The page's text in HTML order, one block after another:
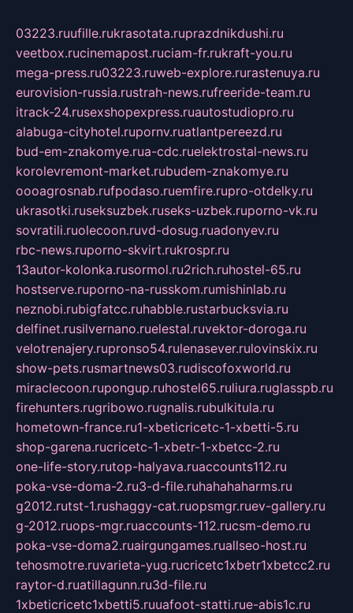
03223.ruufille.rukrasotata.ruprazdnikdushi.ru
veetbox.rucinemapost.ruciam-fr.rukraft-you.ru
mega-press.ru03223.ruweb-explore.rurastenuya.ru
eurovision-russia.rustrah-news.rufreeride-team.ru
itrack-24.rusexshopexpress.ruautostudiopro.ru
alabuga-cityhotel.rupornv.ruatlantpereezd.ru
bud-em-znakomye.rua-cdc.ruelektrostal-news.ru
korolevremont-market.rubudem-znakomye.ru
oooagrosnab.rufpodaso.ruemfire.rupro-otdelky.ru
ukrasotki.ruseksuzbek.ruseks-uzbek.ruporno-vk.ru
sovratili.ruolecoon.ruvd-dosug.ruadonyev.ru
rbc-news.ruporno-skvirt.rukrospr.ru
13autor-kolonka.rusormol.ru2rich.ruhostel-65.ru
hostserve.ruporno-na-russkom.rumishinlab.ru
neznobi.rubigfatcc.ruhabble.rustarbucksvia.ru
delfinet.rusilvernano.ruelestal.ruvektor-doroga.ru
velotrenajery.rupronso54.rulenasever.rulovinskix.ru
show-pets.rusmartnews03.rudiscofoxworld.ru
miraclecoon.rupongup.ruhostel65.ruliura.ruglasspb.ru
firehunters.rugribowo.rugnalis.rubulkitula.ru
hometown-france.ru1-xbeticricetc-1-xbetti-5.ru
shop-garena.rucricetc-1-xbetr-1-xbetcc-2.ru
one-life-story.rutop-halyava.ruaccounts112.ru
poka-vse-doma-2.ru3-d-file.ruhahahaharms.ru
g2012.rutst-1.rushaggy-cat.ruopsmgr.ruev-gallery.ru
g-2012.ruops-mgr.ruaccounts-112.rucsm-demo.ru
poka-vse-doma2.ruairgungames.ruallseo-host.ru
tehosmotre.ruvarieta-yug.rucricetc1xbetr1xbetcc2.ru
raytor-d.ruatillagunn.ru3d-file.ru
1xbeticricetc1xbetti5.ruuafoot-statti.rue-abis1c.ru